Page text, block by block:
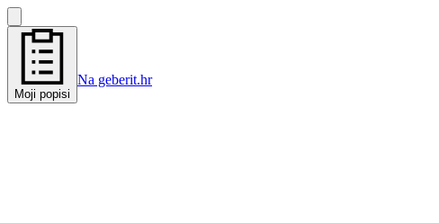
Moji popisi
Na geberit.hr